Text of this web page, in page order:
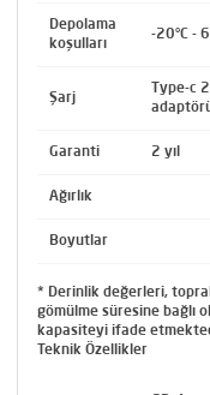
Depolama
koşulları
-20°C -
Şarj
Type-c
Garanti 2 yıl
Ağırlık
Boyutlar
* Derinlik değerleri,
gömülme süresine bağlı
kapasiteyi ifade
Teknik Özellikler